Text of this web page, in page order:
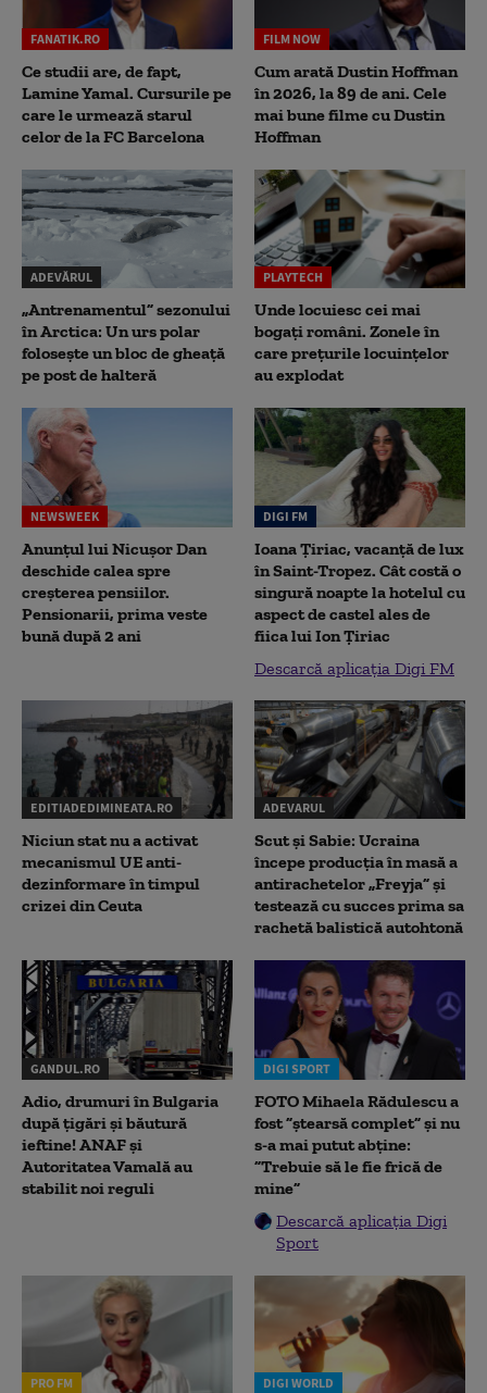
FANATIK.RO
Ce studii are, de fapt,
Lamine Yamal. Cursurile pe
care le urmează starul
celor de la FC Barcelona
FILM NOW
Cum arată Dustin Hoffman
în 2026, la 89 de ani. Cele
mai bune filme cu Dustin
Hoffman
ADEVĂRUL
„Antrenamentul” sezonului
în Arctica: Un urs polar
folosește un bloc de gheață
pe post de halteră
PLAYTECH
Unde locuiesc cei mai
bogați români. Zonele în
care prețurile locuințelor
au explodat
NEWSWEEK
Anunțul lui Nicușor Dan
deschide calea spre
creșterea pensiilor.
Pensionarii, prima veste
bună după 2 ani
DIGI FM
Ioana Țiriac, vacanță de lux
în Saint-Tropez. Cât costă o
singură noapte la hotelul cu
aspect de castel ales de
fiica lui Ion Țiriac
Descarcă aplicația Digi FM
EDITIADEDIMINEATA.RO
Niciun stat nu a activat
mecanismul UE anti-
dezinformare în timpul
crizei din Ceuta
ADEVARUL
Scut și Sabie: Ucraina
începe producția în masă a
antirachetelor „Freyja” și
testează cu succes prima sa
rachetă balistică autohtonă
GANDUL.RO
Adio, drumuri în Bulgaria
după țigări și băutură
ieftine! ANAF și
Autoritatea Vamală au
stabilit noi reguli
DIGI SPORT
FOTO Mihaela Rădulescu a
fost ”ștearsă complet” și nu
s-a mai putut abține:
”Trebuie să le fie frică de
mine”
Descarcă aplicația Digi
Sport
PRO FM DIGI WORLD